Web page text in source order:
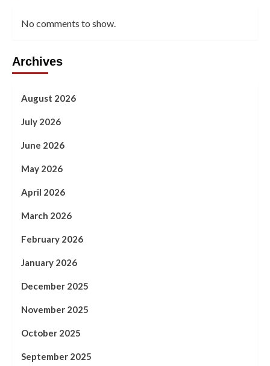
No comments to show.
Archives
August 2026
July 2026
June 2026
May 2026
April 2026
March 2026
February 2026
January 2026
December 2025
November 2025
October 2025
September 2025